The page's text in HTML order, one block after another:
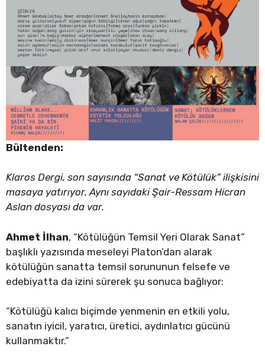
Bültenden:
Klaros Dergi, son sayısında “Sanat ve Kötülük” ilişkisini
masaya yatırıyor. Aynı sayıdaki Şair-Ressam Hicran
Aslan dosyası da var.
Ahmet İlhan, “Kötülüğün Temsil Yeri Olarak Sanat”
başlıklı yazısında meseleyi Platon’dan alarak
kötülüğün sanatta temsil sorununun felsefe ve
edebiyatta da izini sürerek şu sonuca bağlıyor:
“Kötülüğü kalıcı biçimde yenmenin en etkili yolu,
sanatın iyicil, yaratıcı, üretici, aydınlatıcı gücünü
kullanmaktır.”